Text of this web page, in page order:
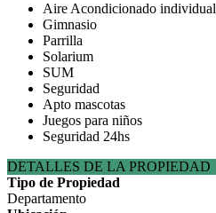
Aire Acondicionado individual
Gimnasio
Parrilla
Solarium
SUM
Seguridad
Apto mascotas
Juegos para niños
Seguridad 24hs
DETALLES DE LA PROPIEDAD
Tipo de Propiedad
Departamento